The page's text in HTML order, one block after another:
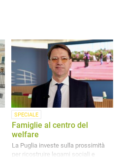
SPECIALE
Famiglie al centro del
welfare
La Puglia investe sulla prossimità
per ricostruire legami sociali e